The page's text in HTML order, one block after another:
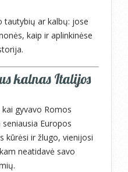
tautybių ar kalbų: jose
kaip ir aplinkinėse
kalnas Italijos
gyvavo Romos
Europos
kūrėsi ir žlugo, vienijosi
neatidavė savo